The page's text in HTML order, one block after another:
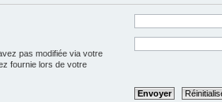
pas modifiée via votre
fournie lors de votre